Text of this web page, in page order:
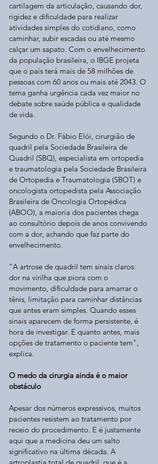
cartilagem da articulação, causando dor,
rigidez e dificuldade para realizar
atividades simples do cotidiano, como
caminhar, subir escadas ou até mesmo
calçar um sapato. Com o envelhecimento
da população brasileira, o IBGE projeta
que o país terá mais de 58 milhões de
pessoas com 60 anos ou mais até 2043. O
tema ganha urgência cada vez maior no
debate sobre saúde pública e qualidade
de vida.
Segundo o Dr. Fábio Elói, cirurgião de
quadril pela Sociedade Brasileira de
Quadril (SBQ), especialista em ortopedia
e traumatologia pela Sociedade Brasileira
de Ortopedia e Traumatologia (SBOT) e
oncologista ortopedista pela Associação
Brasileira de Oncologia Ortopédica
(ABOO), a maioria dos pacientes chega
ao consultório depois de anos convivendo
com a dor, achando que faz parte do
envelhecimento.
“A artrose de quadril tem sinais claros:
dor na virilha que piora com o
movimento, dificuldade para amarrar o
tênis, limitação para caminhar distâncias
que antes eram simples. Quando esses
sinais aparecem de forma persistente, é
hora de investigar. E quanto antes, mais
opções de tratamento o paciente tem",
explica.
O medo da cirurgia ainda é o maior
obstáculo
Apesar dos números expressivos, muitos
pacientes resistem ao tratamento por
receio do procedimento. E é justamente
aqui que a medicina deu um salto
significativo na última década. A